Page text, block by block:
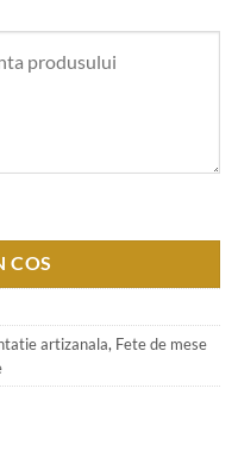
COS
artizanala, Fete de mese